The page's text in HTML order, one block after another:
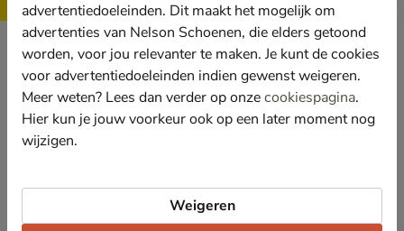
Sale Sale
advertentiedoeleinden. Dit maakt het mogelijk om
advertenties van Nelson Schoenen, die elders getoond
worden, voor jou relevanter te maken. Je kunt de cookies
voor advertentiedoeleinden indien gewenst weigeren.
Meer weten? Lees dan verder op onzecookiespagina.
Hier kun je jouw voorkeur ook op een later moment nog
wijzigen.
Weigeren